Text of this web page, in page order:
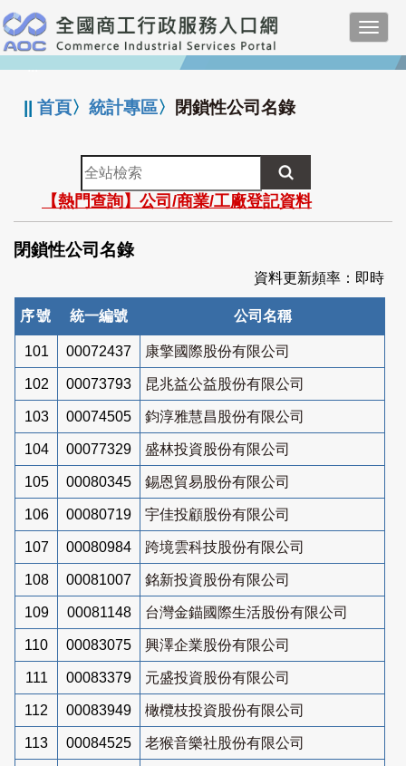
跳
到
主
要
:::
||首頁〉統計專區〉 閉鎖性公司名錄
全
站
檢
索
【熱門查詢】公司/商業/工廠登記資料
閉鎖性公司名錄
資料更新頻率：即時
序號 統一編號 公司名稱
101 00072437 康擎國際股份有限公司
102 00073793 昆兆益公益股份有限公司
103 00074505 鈞淳雅慧昌股份有限公司
104 00077329 盛林投資股份有限公司
105 00080345 錫恩貿易股份有限公司
106 00080719 宇佳投顧股份有限公司
107 00080984 跨境雲科技股份有限公司
108 00081007 銘新投資股份有限公司
109 00081148 台灣金錨國際生活股份有限公司
110 00083075 興澤企業股份有限公司
111 00083379 元盛投資股份有限公司
112 00083949 橄欖枝投資股份有限公司
113 00084525 老猴音樂社股份有限公司